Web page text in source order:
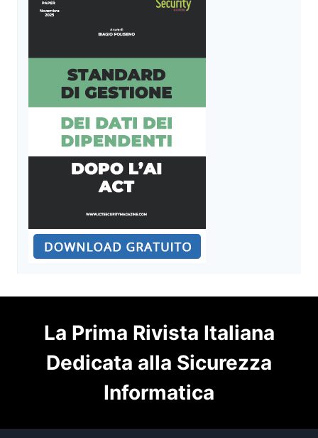
La Prima Rivista Italiana
Dedicata alla Sicurezza
Informatica